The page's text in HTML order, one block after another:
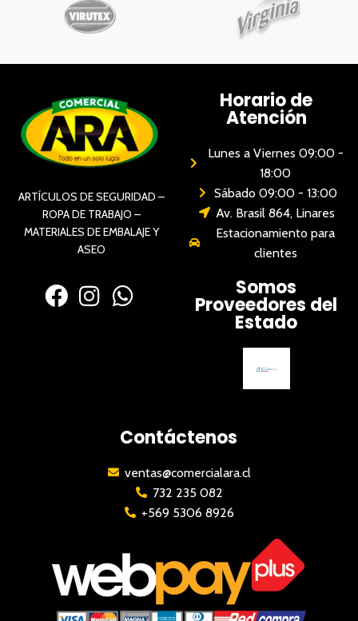
ARTÍCULOS DE SEGURIDAD –
ROPA DE TRABAJO –
MATERIALES DE EMBALAJE Y
ASEO
Horario de
Atención
Lunes a Viernes 09:00 -
18:00
Sábado 09:00 - 13:00
Av. Brasil 864, Linares
Estacionamiento para
clientes
Somos
Proveedores del
Estado
Contáctenos
ventas@comercialara.cl
732 235 082
+569 5306 8926